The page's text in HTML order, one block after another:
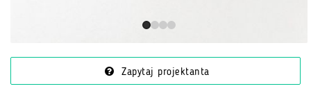
Zapytaj projektanta